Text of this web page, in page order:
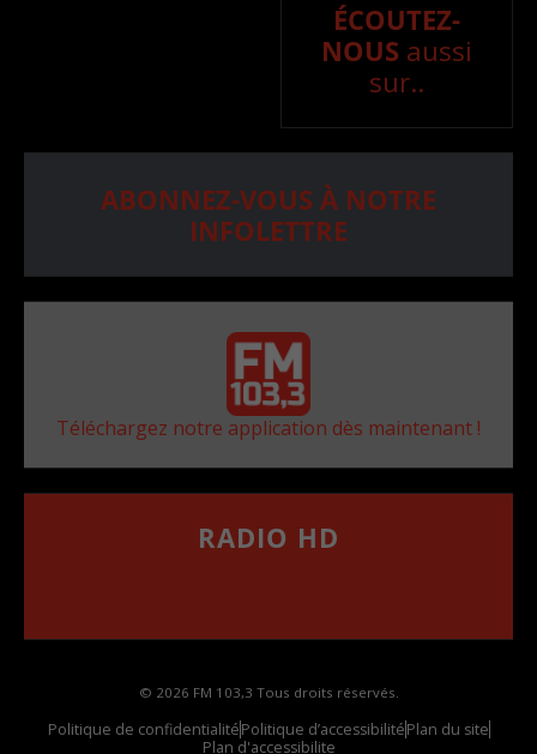
ÉCOUTEZ-
NOUS aussi
sur..
ABONNEZ-VOUS À NOTRE
INFOLETTRE
Téléchargez notre application dès maintenant !
RADIO HD
© 2026 FM 103,3 Tous droits réservés.
Politique de confidentialitéPolitique d’accessibilitéPlan du site
Plan d'accessibilite